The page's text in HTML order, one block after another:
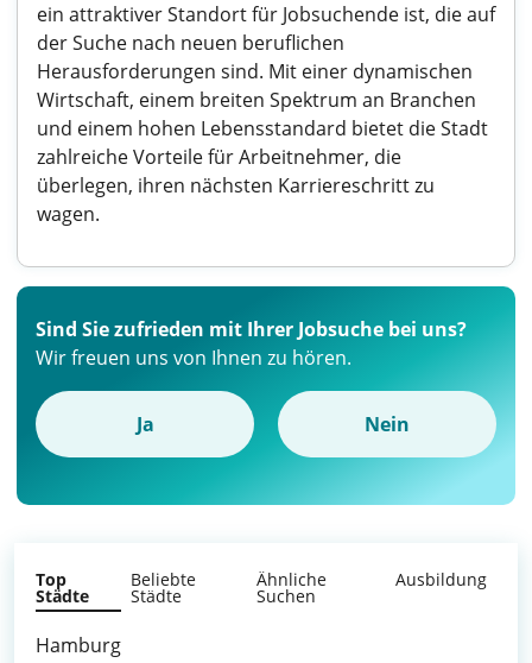
ein attraktiver Standort für Jobsuchende ist, die auf
der Suche nach neuen beruflichen
Herausforderungen sind. Mit einer dynamischen
Wirtschaft, einem breiten Spektrum an Branchen
und einem hohen Lebensstandard bietet die Stadt
zahlreiche Vorteile für Arbeitnehmer, die
überlegen, ihren nächsten Karriereschritt zu
wagen.
Sind Sie zufrieden mit Ihrer Jobsuche bei uns?
Wir freuen uns von Ihnen zu hören.
Ja Nein
Top
Städte
Beliebte
Städte
Ähnliche
Suchen
Ausbildung
Hamburg